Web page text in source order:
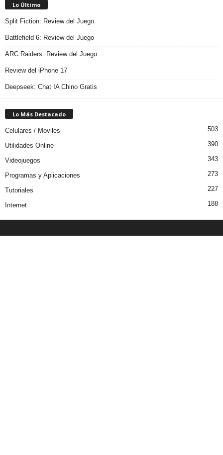
Lo Último
Split Fiction: Review del Juego
Battlefield 6: Review del Juego
ARC Raiders: Review del Juego
Review del iPhone 17
Deepseek: Chat IA Chino Gratis
Lo Más Destacado
Celulares / Moviles 503
Utilidades Online 390
Videojuegos 343
Programas y Aplicaciones 273
Tutoriales 227
Internet 188